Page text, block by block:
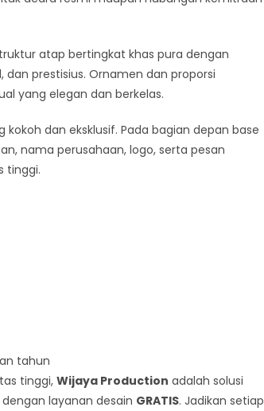
atap bertingkat khas pura dengan
prestisius. Ornamen dan proporsi
yang elegan dan berkelas.
dan eksklusif. Pada bagian depan base
nama perusahaan, logo, serta pesan
tinggi.
tahun
tinggi,Wijaya Production adalah solusi
layanan desain GRATIS. Jadikan setiap